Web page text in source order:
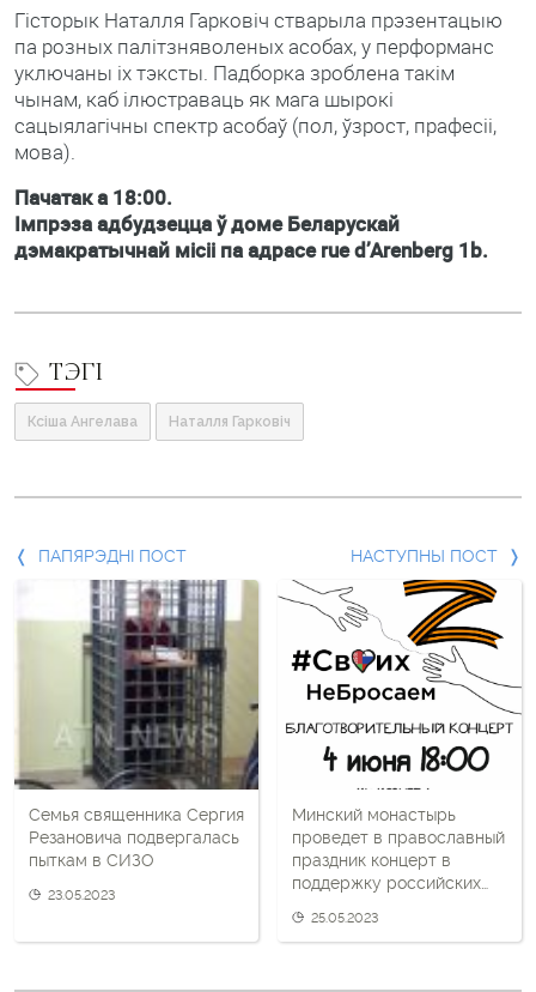
Гісторык Наталля Гарковіч стварыла прэзентацыю
па розных палітзняволеных асобах, у перформанс
уключаны іх тэксты. Падборка зроблена такім
чынам, каб ілюстраваць як мага шырокі
сацыялагічны спектр асобаў (пол, ўзрост, прафесіі,
мова).
Пачатак а 18:00.
Імпрэза адбудзецца ў доме Беларускай
дэмакратычнай місіі па адрасе rue d’Arenberg 1b.
ТЭГІ
Ксіша Ангелава Наталля Гарковіч
Папярэдні
наступны
ПАПЯРЭДНІ ПОСТ
Семья священника Сергия
Резановича подвергалась
пыткам в СИЗО
23.05.2023
НАСТУПНЫ ПОСТ
Минский монастырь
проведет в православный
праздник концерт в
поддержку российских
25.05.2023